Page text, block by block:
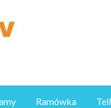
Ramówka